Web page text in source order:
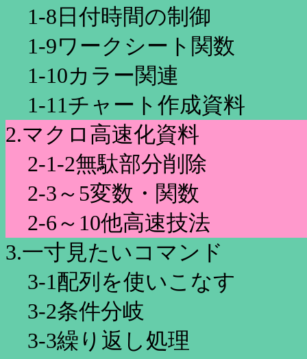
1-8日付時間の制御
1-9ワークシート関数
1-10カラー関連
1-11チャート作成資料
2.マクロ高速化資料
2-1-2無駄部分削除
2-3～5変数・関数
2-6～10他高速技法
3.一寸見たいコマンド
3-1配列を使いこなす
3-2条件分岐
3-3繰り返し処理